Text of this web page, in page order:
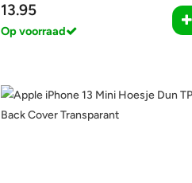
13.95
Op voorraad